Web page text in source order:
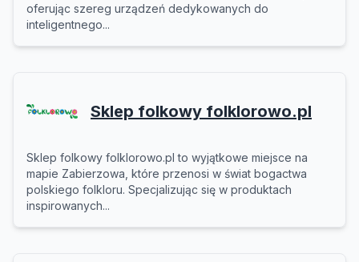
oferując szereg urządzeń dedykowanych do
inteligentnego...
Sklep folkowy folklorowo.pl
Sklep folkowy folklorowo.pl to wyjątkowe miejsce na
mapie Zabierzowa, które przenosi w świat bogactwa
polskiego folkloru. Specjalizując się w produktach
inspirowanych...